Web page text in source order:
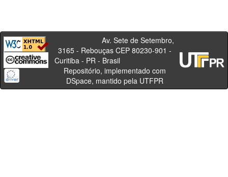
Av. Sete de Setembro,
3165 - Rebouças CEP 80230-901 -
Curitiba - PR - Brasil
Repositório, implementado com
DSpace, mantido pela UTFPR